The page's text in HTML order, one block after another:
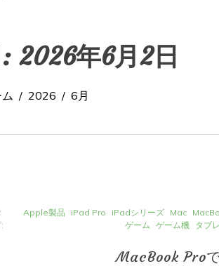
2026年6月2日
2026 6月
Apple製品 iPad Pro iPadシリーズ Mac
ゲーム ゲーム機 タブ
MacBook Pro